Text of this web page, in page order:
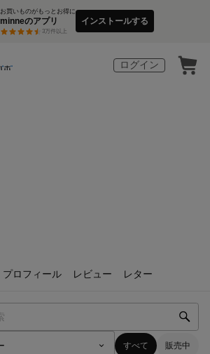
お買いものがもっとお得に
minneのアプリ
3万件以上
インストールする
ログイン
プロフィール レビュー レター
すべて 販売中